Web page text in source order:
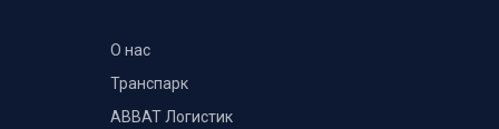
О нас
Транспарк
ABBAT Логистик